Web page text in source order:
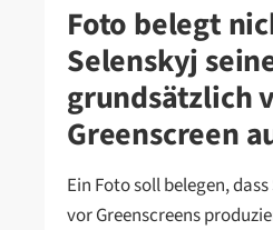
Foto belegt
Selenskyj
grundsätzlich
Greenscreen
Ein Foto soll belegen,
vor Greenscreens